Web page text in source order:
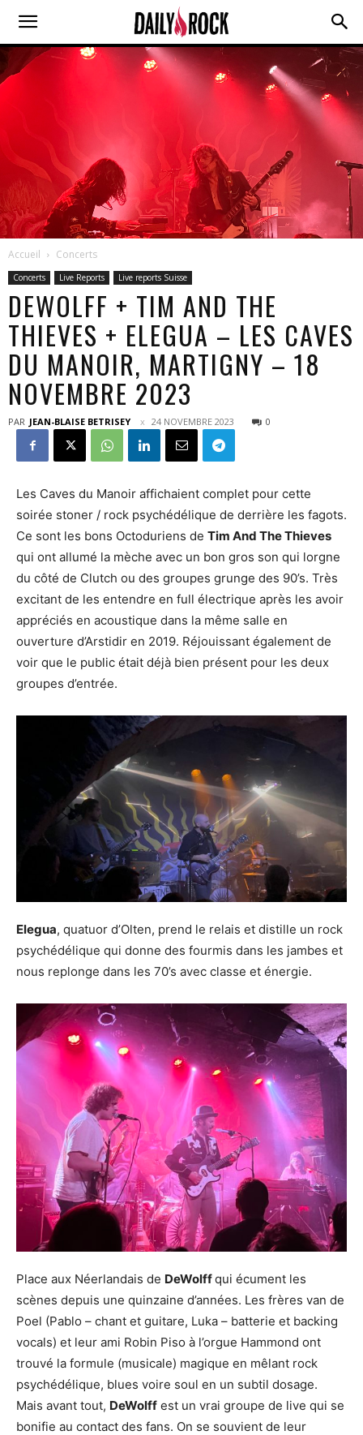
Accueil Concerts
Concerts Live Reports Live reports Suisse
DEWOLFF + TIM AND THE
THIEVES + ELEGUA – LES CAVES
DU MANOIR, MARTIGNY – 18
NOVEMBRE 2023
PAR JEAN-BLAISE BETRISEY 24 NOVEMBRE 2023 0
Les Caves du Manoir affichaient complet pour cette
soirée stoner / rock psychédélique de derrière les fagots.
Ce sont les bons Octoduriens de Tim And The Thieves
qui ont allumé la mèche avec un bon gros son qui lorgne
du côté de Clutch ou des groupes grunge des 90’s. Très
excitant de les entendre en full électrique après les avoir
appréciés en acoustique dans la même salle en
ouverture d’Arstidir en 2019. Réjouissant également de
voir que le public était déjà bien présent pour les deux
groupes d’entrée.
Elegua, quatuor d’Olten, prend le relais et distille un rock
psychédélique qui donne des fourmis dans les jambes et
nous replonge dans les 70’s avec classe et énergie.
Place aux Néerlandais de DeWolffqui écument les
scènes depuis une quinzaine d’années. Les frères van de
Poel (Pablo – chant et guitare, Luka – batterie et backing
vocals) et leur ami Robin Piso à l’orgue Hammond ont
trouvé la formule (musicale) magique en mêlant rock
psychédélique, blues voire soul en un subtil dosage.
Mais avant tout, DeWolff est un vrai groupe de live qui se
bonifie au contact des fans. On se souvient de leur